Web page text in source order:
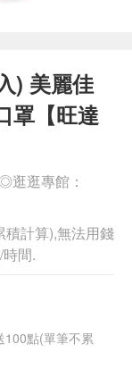
) 美麗佳
罩【旺達
◎逛逛專館：
計算),無法用錢
間.
100點(單筆不累